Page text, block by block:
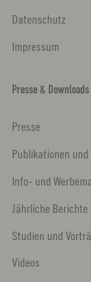
Datenschutz
Impressum
Presse & Downloads
Presse
Publikationen
Info- und
Jährliche Berichte
Studien und
Videos